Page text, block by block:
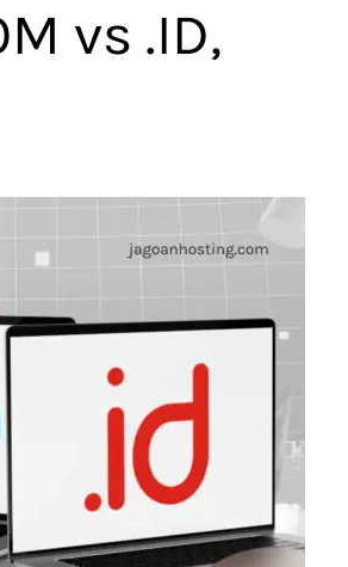
vs .ID,